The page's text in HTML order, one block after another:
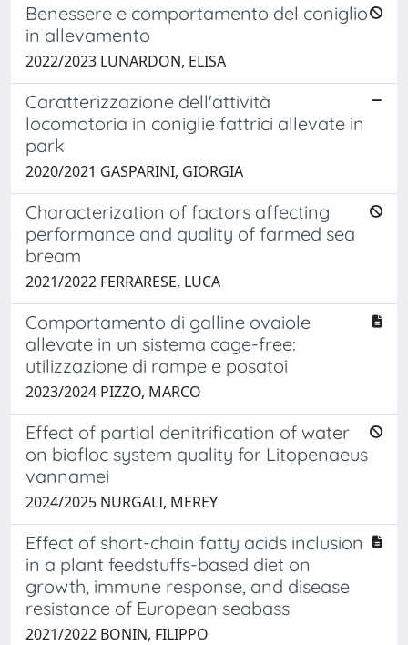
Benessere e comportamento del coniglio
in allevamento
2022/2023 LUNARDON, ELISA
Caratterizzazione dell'attività
locomotoria in coniglie fattrici allevate in
park
2020/2021 GASPARINI, GIORGIA
Characterization of factors affecting
performance and quality of farmed sea
bream
2021/2022 FERRARESE, LUCA
Comportamento di galline ovaiole
allevate in un sistema cage-free:
utilizzazione di rampe e posatoi
2023/2024 PIZZO, MARCO
Effect of partial denitrification of water
on biofloc system quality for Litopenaeus
vannamei
2024/2025 NURGALI, MEREY
Effect of short-chain fatty acids inclusion
in a plant feedstuffs-based diet on
growth, immune response, and disease
resistance of European seabass
2021/2022 BONIN, FILIPPO